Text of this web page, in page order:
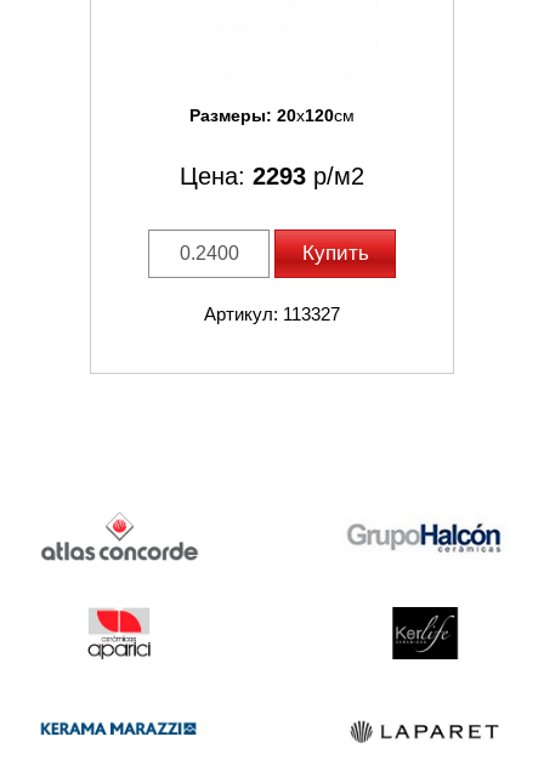
Размеры: 20x120см
Цена: 2293 р/м2
Купить
Артикул: 113327